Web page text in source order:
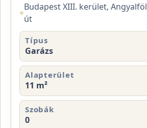
⌖
Budapest XIII. kerület,
út
Típus
Garázs
Alapterület
11 m²
Szobák
0